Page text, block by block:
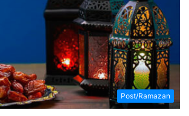
Post/Ramazan